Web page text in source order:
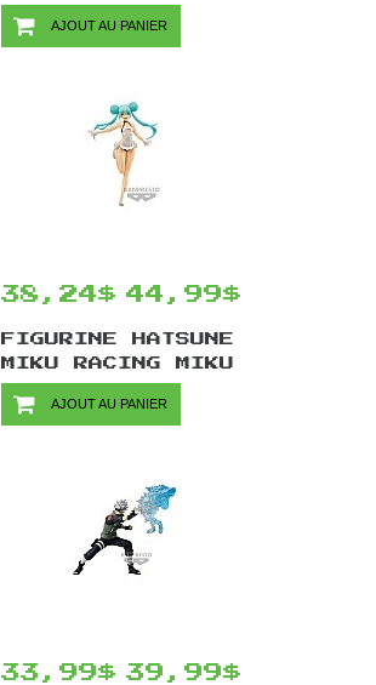
52TOYS - RAPHAEL
13 CM
AJOUT AU PANIER
38,24$ 44,99$
FIGURINE HATSUNE
MIKU RACING MIKU
2022 PAR
BANPRESTO -
AJOUT AU PANIER
33,99$ 39,99$